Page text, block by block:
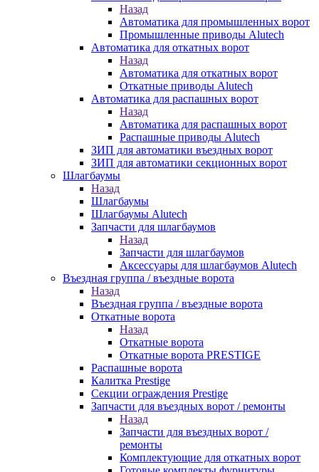
Назад
Автоматика для промышленных ворот
Промышленные приводы Alutech
Автоматика для откатных ворот
Назад
Автоматика для откатных ворот
Откатные приводы Alutech
Автоматика для распашных ворот
Назад
Автоматика для распашных ворот
Распашные приводы Alutech
ЗИП для автоматики въездных ворот
ЗИП для автоматики секционных ворот
Шлагбаумы
Назад
Шлагбаумы
Шлагбаумы Alutech
Запчасти для шлагбаумов
Назад
Запчасти для шлагбаумов
Аксессуары для шлагбаумов Alutech
Въездная группа / въездные ворота
Назад
Въездная группа / въездные ворота
Откатные ворота
Назад
Откатные ворота
Откатные ворота PRESTIGE
Распашные ворота
Калитка Prestige
Секции ограждения Prestige
Запчасти для въездных ворот / ремонты
Назад
Запчасти для въездных ворот /
ремонты
Комплектующие для откатных ворот